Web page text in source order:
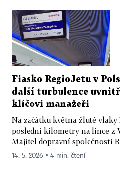
Fiasko RegioJetu v
další turbulence
klíčoví manažeři
Na začátku května žluté vlaky
poslední kilometry na lince z
Majitel dopravní společnosti
14. 5. 2026 ▪ 4 min. čtení